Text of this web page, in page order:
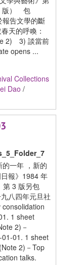
版） 包
告文學的斷
天的呼喚：
2) 3) 談當前
opens ...
Collections
Dao /
一年 ，新的
報》1984 年
3 版另包
八四年元旦社
1 sheet
2)－
01. 1 sheet
2)－Top
talks.